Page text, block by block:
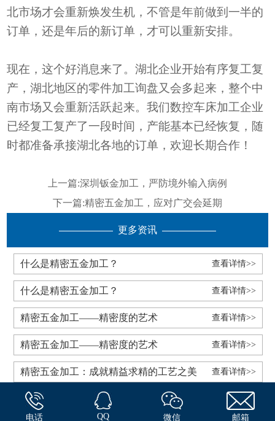
北市场才会重新焕发生机，不管是年前做到一半的
订单，还是年后的新订单，才可以重新安排。
现在，这个好消息来了。湖北企业开始有序复工复
产，湖北地区的零件加工询盘又会多起来，整个中
南市场又会重新活跃起来。我们数控车床加工企业
已经复工复产了一段时间，产能基本已经恢复，随
时都准备承接湖北各地的订单，欢迎长期合作！
上一篇:深圳钣金加工，严防境外输入病例
下一篇:精密五金加工，应对广交会延期
更多资讯
什么是精密五金加工？ 查看详情>>
什么是精密五金加工？ 查看详情>>
精密五金加工——精密度的艺术 查看详情>>
精密五金加工——精密度的艺术 查看详情>>
精密五金加工：成就精益求精的工艺之美 查看详情>>
电话 QQ 微信 邮箱